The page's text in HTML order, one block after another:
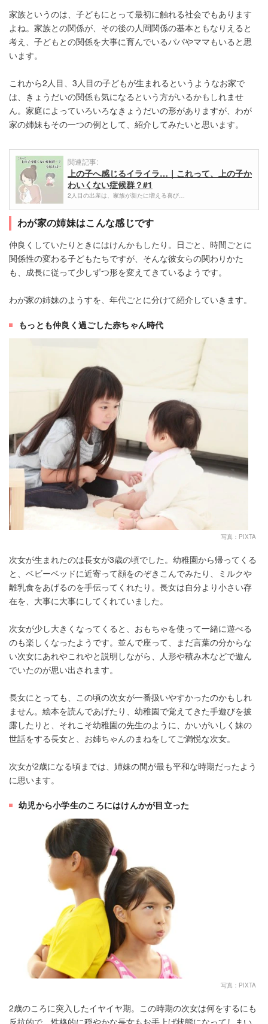
家族というのは、子どもにとって最初に触れる社会でもあります
よね。家族との関係が、その後の人間関係の基本ともなりえると
考え、子どもとの関係を大事に育んでいるパパやママもいると思
います。
これから2人目、3人目の子どもが生まれるというようなお家で
は、きょうだいの関係も気になるという方がいるかもしれませ
ん。家庭によっていろいろなきょうだいの形がありますが、わが
家の姉妹もその一つの例として、紹介してみたいと思います。
関連記事:
上の子へ感じるイライラ…｜これって、上の子か
わいくない症候群？#1
2人目の出産は、家族が新たに増える喜び…
わが家の姉妹はこんな感じです
仲良くしていたりときにはけんかもしたり。日ごと、時間ごとに
関係性の変わる子どもたちですが、そんな彼女らの関わりかた
も、成長に従って少しずつ形を変えてきているようです。
わが家の姉妹のようすを、年代ごとに分けて紹介していきます。
もっとも仲良く過ごした赤ちゃん時代
写真：PIXTA
次女が生まれたのは長女が3歳の頃でした。幼稚園から帰ってくる
と、ベビーベッドに近寄って顔をのぞきこんでみたり、ミルクや
離乳食をあげるのを手伝ってくれたり。長女は自分より小さい存
在を、大事に大事にしてくれていました。
次女が少し大きくなってくると、おもちゃを使って一緒に遊べる
のも楽しくなったようです。並んで座って、まだ言葉の分からな
い次女にあれやこれやと説明しながら、人形や積み木などで遊ん
でいたのが思い出されます。
長女にとっても、この頃の次女が一番扱いやすかったのかもしれ
ません。絵本を読んであげたり、幼稚園で覚えてきた手遊びを披
露したりと、それこそ幼稚園の先生のように、かいがいしく妹の
世話をする長女と、お姉ちゃんのまねをしてご満悦な次女。
次女が2歳になる頃までは、姉妹の間が最も平和な時期だったよう
に思います。
幼児から小学生のころにはけんかが目立った
写真：PIXTA
2歳のころに突入したイヤイヤ期。この時期の次女は何をするにも